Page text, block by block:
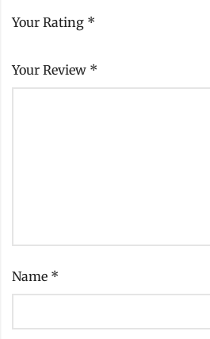
Your Rating *
Your Review *
Name *